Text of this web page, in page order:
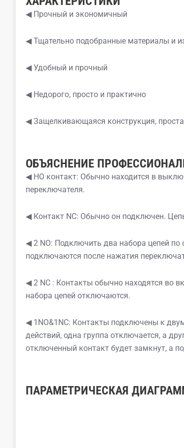
◀ Прочный и экономичный
◀ Тщательно подобранные материалы и
◀ Удобный и прочный
◀ Недорого, просто и практично
◀ Защелкивающаяся конструкция,
ОБЪЯСНЕНИЕ
◀ НО контакт: Обычно находится в
переключателя.
◀ Контакт NC: Обычно он подключен.
◀ 2 NO: Подключить два набора цепей
подключаются после нажатия
◀ 2 NC : Контакты обычно находятся во
набора цепей отключаются.
◀ 1NO&1NC: Контакты подключены к
действий, одна группа отключается, а
отключенный контакт будет замкнут, а
ПАРАМЕТРИЧЕСКАЯ